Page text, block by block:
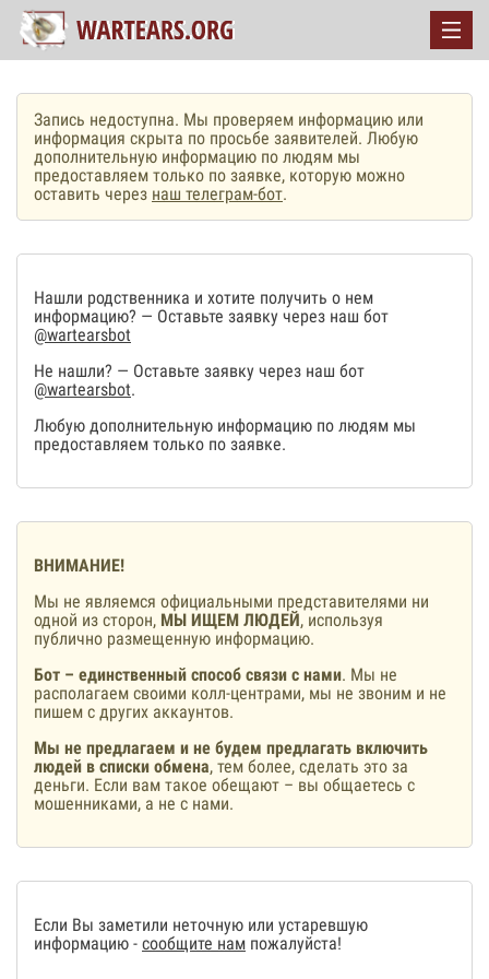
Запись недоступна. Мы проверяем информацию или
информация скрыта по просьбе заявителей. Любую
дополнительную информацию по людям мы
предоставляем только по заявке, которую можно
оставить через наш телеграм-бот.
Нашли родственника и хотите получить о нем
информацию? — Оставьте заявку через наш бот
@wartearsbot
Не нашли? — Оставьте заявку через наш бот
@wartearsbot.
Любую дополнительную информацию по людям мы
предоставляем только по заявке.
ВНИМАНИЕ!
Мы не являемся официальными представителями ни
одной из сторон, МЫ ИЩЕМ ЛЮДЕЙ, используя
публично размещенную информацию.
Бот – единственный способ связи с нами. Мы не
располагаем своими колл-центрами, мы не звоним и не
пишем с других аккаунтов.
Мы не предлагаем и не будем предлагать включить
людей в списки обмена, тем более, сделать это за
деньги. Если вам такое обещают – вы общаетесь с
мошенниками, а не с нами.
Если Вы заметили неточную или устаревшую
информацию - сообщите нам пожалуйста!